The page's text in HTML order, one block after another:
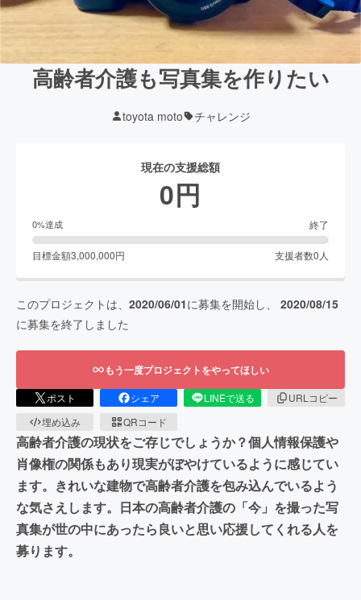
高齢者介護も写真集を作りたい
toyota moto チャレンジ
現在の支援総額
0円
0%達成 終了
目標金額3,000,000円 支援者数0 人
このプロジェクトは、 2020/06/01に募集を開始し、 2020/08/15
に募集を終了しました
もう一度プロジェクトをやってほしい
ポスト シェア LINEで送る
URLコピー
埋め込み
QRコード
高齢者介護の現状をご存じでしょうか？個人情報保護や
肖像権の関係もあり現実がぼやけているように感じてい
ます。きれいな建物で高齢者介護を包み込んでいるよう
な気さえします。日本の高齢者介護の「今」を撮った写
真集が世の中にあったら良いと思い応援してくれる人を
募ります。